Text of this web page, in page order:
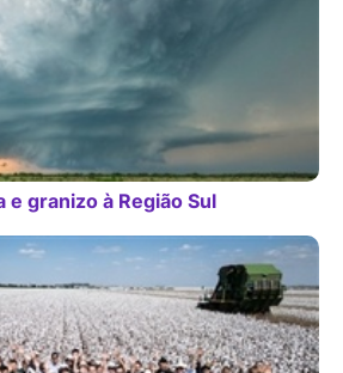
e granizo à Região Sul